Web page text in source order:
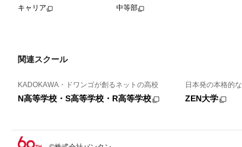
キャリア 中等部
関連スクール
KADOKAWA・ドワンゴが創るネットの高校
N高等学校・S高等学校・R高等学校
日本発の本格的
ZEN大学